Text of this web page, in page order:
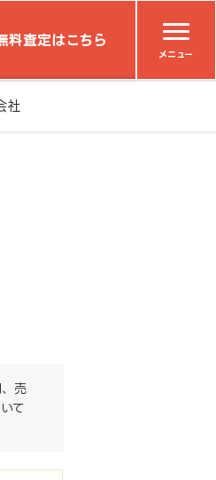
料査定はこちら
メニュー
社
売
て